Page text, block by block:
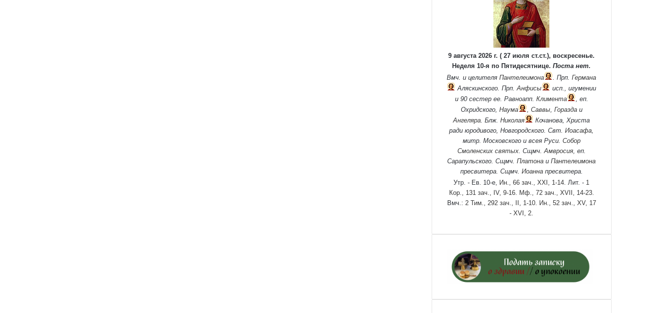
9 августа 2026 г. ( 27 июля ст.ст.), воскресенье.
Неделя 10-я по Пятидесятнице.Поста нет.
Вмч. и целителяПантелеимона . Прп.Германа
Аляскинского. Прп.Анфисы
исп., игумении
и 90 сестер ее. Равноапп. Климента
, еп.
Охридского, Наума , Саввы, Гораздаи
Ангеляра. Блж.Николая
Кочанова, Христа
ради юродивого, Новгородского. Свт.Иоасафа,
митр. Московского и всея Руси. Собор
Смоленских святых. Сщмч.Амвросия, еп.
Сарапульского. Сщмч.Платона иПантелеимона
пресвитера. Сщмч. Иоаннапресвитера.
Утр. - Ев. 10-е, Ин., 66 зач., XXI, 1-14. Лит. - 1
Кор., 131 зач., IV, 9-16. Мф., 72 зач., XVII, 14-23.
Вмч.: 2 Тим., 292 зач., II, 1-10. Ин., 52 зач., XV, 17
- XVI, 2.